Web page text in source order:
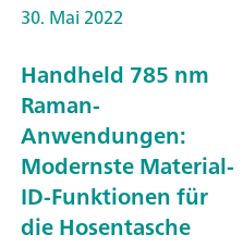
30. Mai 2022
Handheld 785 nm
Raman-
Anwendungen:
Modernste Material-
ID-Funktionen für
die Hosentasche